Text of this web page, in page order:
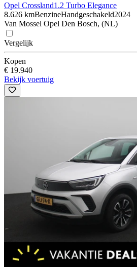
Opel Crossland1.2 Turbo Elegance
8.626 kmBenzineHandgeschakeld2024
Van Mossel Opel Den Bosch, (NL)
Vergelijk
Kopen
€ 19.940
Bekijk voertuig